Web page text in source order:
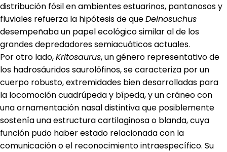
distribución fósil en ambientes estuarinos, pantanosos y
fluviales refuerza la hipótesis de queDeinosuchus
desempeñaba un papel ecológico similar al de los
grandes depredadores semiacuáticos actuales.
Por otro lado,Kritosaurus, un género representativo de
los hadrosáuridos saurolófinos, se caracteriza por un
cuerpo robusto, extremidades bien desarrolladas para
la locomoción cuadrúpeda y bípeda, y un cráneo con
una ornamentación nasal distintiva que posiblemente
sostenía una estructura cartilaginosa o blanda, cuya
función pudo haber estado relacionada con la
comunicación o el reconocimiento intraespecífico. Su